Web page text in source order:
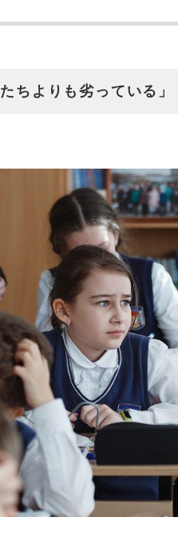
ちよりも劣っている」